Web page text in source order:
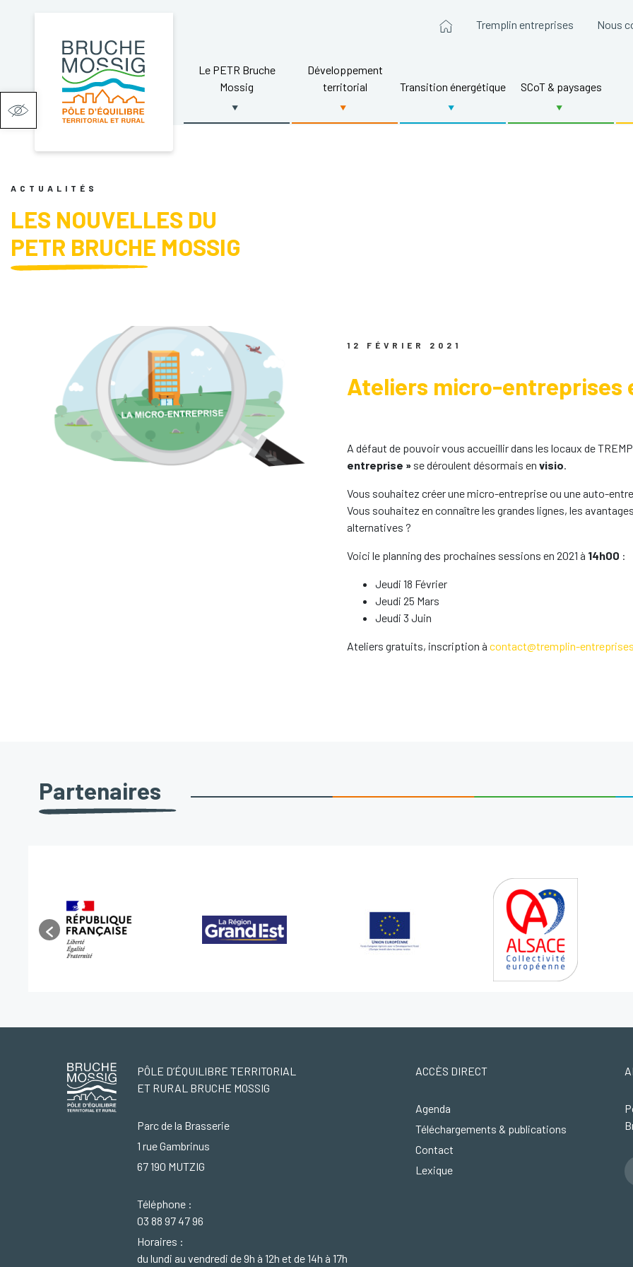
Ouvrir la barre d’outils
Tremplin entreprises Nous
Le PETR Bruche
Mossig
Développement
territorial
Transition énergétique SCoT & paysages
ACTUALITÉS
LES NOUVELLES DU
PETR BRUCHE MOSSIG
12 FÉVRIER 2021
Ateliers micro-entreprises
A défaut de pouvoir vous accueillir dans les locaux de
entreprise » se déroulent désormais envisio.
Vous souhaitez créer une micro-entreprise ou une auto-
Vous souhaitez en connaître les grandes lignes, les
alternatives ?
Voici le planning des prochaines sessions en 2021 à 14h00 :
Jeudi 18 Février
Jeudi 25 Mars
Jeudi 3 Juin
Ateliers gratuits, inscription àcontact@tremplin-
Partenaires
PÔLE D’ÉQUILIBRE TERRITORIAL
ET RURAL BRUCHE MOSSIG
Parc de la Brasserie
1 rue Gambrinus
67 190 MUTZIG
Téléphone :
03 88 97 47 96
Horaires :
du lundi au vendredi de 9h à 12h et de 14h à 17h
ACCÈS DIRECT
Agenda
Téléchargements & publications
Contact
Lexique